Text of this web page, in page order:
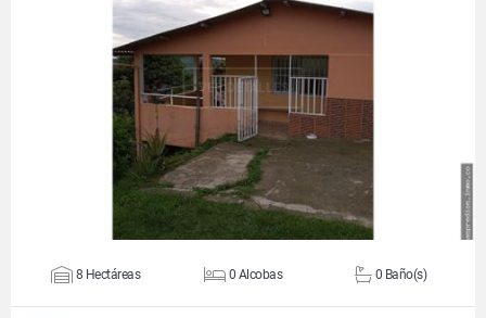
VER DETALLES
8 Hectáreas 0 Alcobas 0 Baño(s)